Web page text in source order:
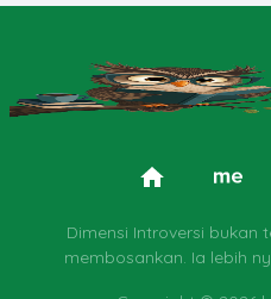
Dimensi Introversi bukan
membosankan. Ia lebih